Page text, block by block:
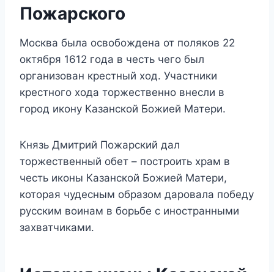
Пожарского
Москва была освобождена от поляков 22
октября 1612 года в честь чего был
организован крестный ход. Участники
крестного хода торжественно внесли в
город икону Казанской Божией Матери.
Князь Дмитрий Пожарский дал
торжественный обет – построить храм в
честь иконы Казанской Божией Матери,
которая чудесным образом даровала победу
русским воинам в борьбе с иностранными
захватчиками.